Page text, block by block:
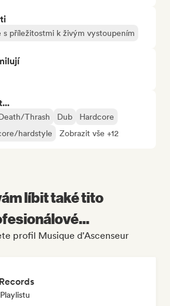
s příležitostmi k živým vystoupením
Thrash Dub
Hardcore
hardstyle
Zobrazit vše +12
líbit také tito
profil Musique d'Ascenseur